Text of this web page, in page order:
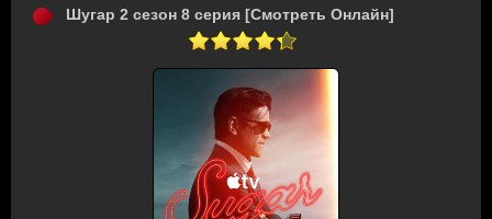
Шугар 2 сезон 8 серия [Смотреть Онлайн]